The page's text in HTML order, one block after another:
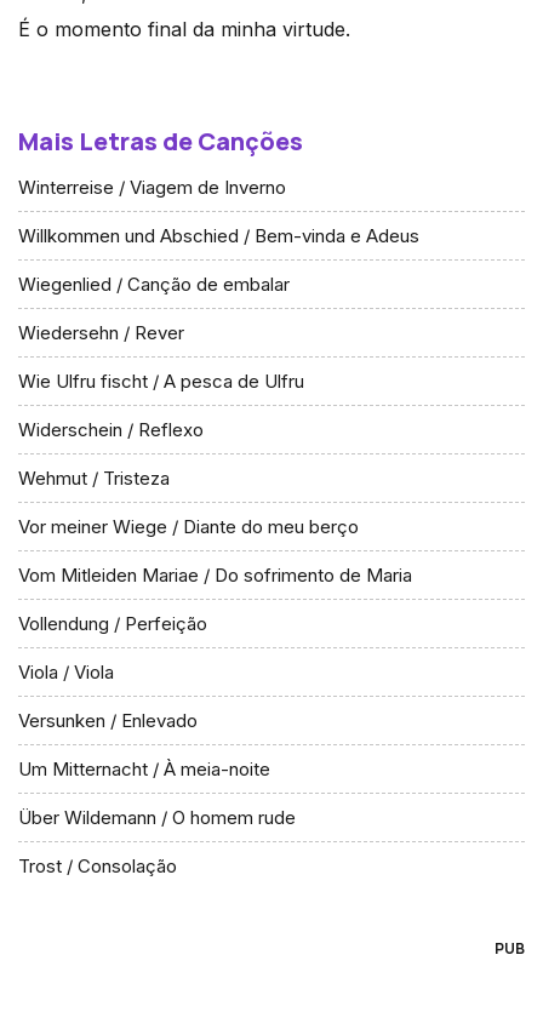
É o momento final da minha virtude.
Mais Letras de Canções
Winterreise / Viagem de Inverno
Willkommen und Abschied / Bem-vinda e Adeus
Wiegenlied / Canção de embalar
Wiedersehn / Rever
Wie Ulfru fischt / A pesca de Ulfru
Widerschein / Reflexo
Wehmut / Tristeza
Vor meiner Wiege / Diante do meu berço
Vom Mitleiden Mariae / Do sofrimento de Maria
Vollendung / Perfeição
Viola / Viola
Versunken / Enlevado
Um Mitternacht / À meia-noite
Über Wildemann / O homem rude
Trost / Consolação
PUB